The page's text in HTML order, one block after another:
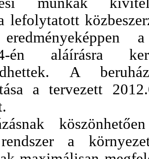
lefolytatott
én
A
a tervezett
a